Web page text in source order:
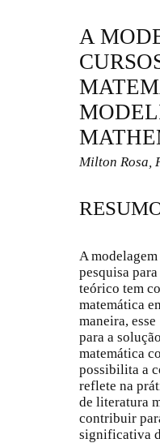
A
Milton Rosa,
A
pesquisa
teórico tem
matemática
maneira,
para a
matemática
possibilita a
reflete na
de literatura
contribuir
significativa